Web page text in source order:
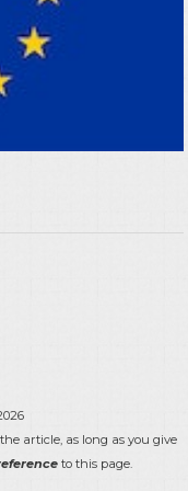
article, as long as you give
to this page.